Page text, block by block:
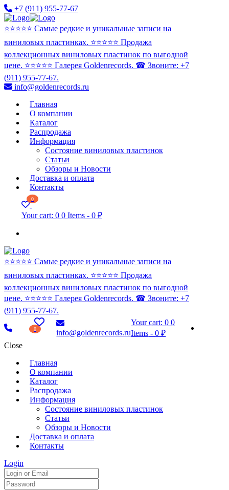
+7 (911) 955-77-67
⭐️⭐️⭐️⭐️⭐️ Самые редкие и уникальные записи на
виниловых пластинках. ⭐️⭐️⭐️⭐️⭐️ Продажа
коллекционных виниловых пластинок по выгодной
цене. ⭐️⭐️⭐️⭐️⭐️ Галерея Goldenrecords. ☎ Звоните: +7
(911) 955-77-67.
info@goldenrecords.ru
Главная
О компании
Каталог
Распродажа
Информация
Состояние виниловых пластинок
Статьи
Обзоры и Новости
Доставка и оплата
Контакты
0
Your cart: 0 0 Items - 0 ₽
⭐️⭐️⭐️⭐️⭐️ Самые редкие и уникальные записи на
виниловых пластинках. ⭐️⭐️⭐️⭐️⭐️ Продажа
коллекционных виниловых пластинок по выгодной
цене. ⭐️⭐️⭐️⭐️⭐️ Галерея Goldenrecords. ☎ Звоните: +7
(911) 955-77-67.
0 info@goldenrecords.ru
Your cart: 00
Items -0 ₽
Close
Главная
О компании
Каталог
Распродажа
Информация
Состояние виниловых пластинок
Статьи
Обзоры и Новости
Доставка и оплата
Контакты
Login